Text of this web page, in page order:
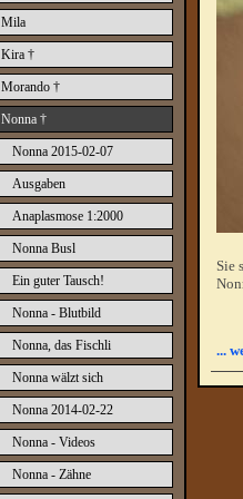
Mila
Kira †
Morando †
Nonna †
Nonna 2015-02-07
Ausgaben
Anaplasmose 1:2000
Nonna Busl
Ein guter Tausch!
Nonna - Blutbild
Nonna, das Fischli
Nonna wälzt sich
Nonna 2014-02-22
Nonna - Videos
Nonna - Zähne
Sie
...